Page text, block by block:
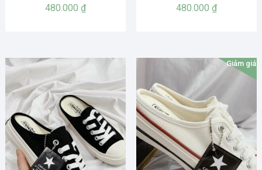
480.000₫ 480.000 ₫
Giảm giá!